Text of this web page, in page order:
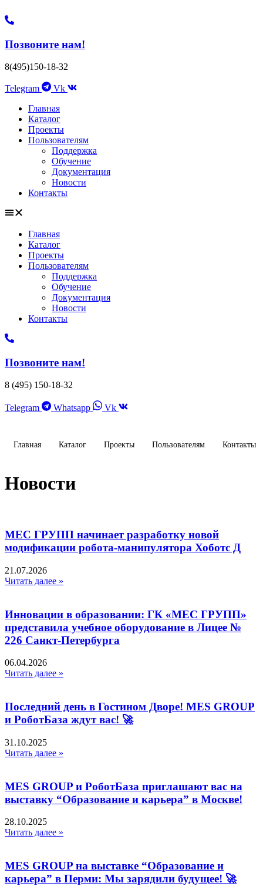
Позвоните нам!
8(495)150-18-32
Telegram
Vk
Главная
Каталог
Проекты
Пользователям
Поддержка
Обучение
Документация
Новости
Контакты
Главная
Каталог
Проекты
Пользователям
Поддержка
Обучение
Документация
Новости
Контакты
Позвоните нам!
8 (495) 150-18-32
Telegram Whatsapp Vk
Главная Каталог Проекты Пользователям Контакты
Новости
МЕС ГРУПП начинает разработку новой
модификации робота-манипулятора Хоботс Д
21.07.2026
Читать далее »
Инновации в образовании: ГК «МЕС ГРУПП»
представила учебное оборудование в Лицее №
226 Санкт-Петербурга
06.04.2026
Читать далее »
Последний день в Гостином Дворе! MES GROUP
и РоботБаза ждут вас! 🚀
31.10.2025
Читать далее »
MES GROUP и РоботБаза приглашают вас на
выставку “Образование и карьера” в Москве!
28.10.2025
Читать далее »
MES GROUP на выставке “Образование и
карьера” в Перми: Мы зарядили будущее! 🚀